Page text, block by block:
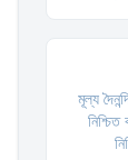
মূল্য